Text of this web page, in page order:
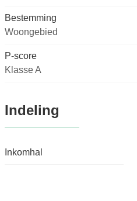
Bestemming
Woongebied
P-score
Klasse A
Indeling
Inkomhal